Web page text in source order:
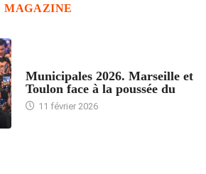
MAGAZINE
Municipales 2026. Marseille et
Toulon face à la poussée du
11 février 2026